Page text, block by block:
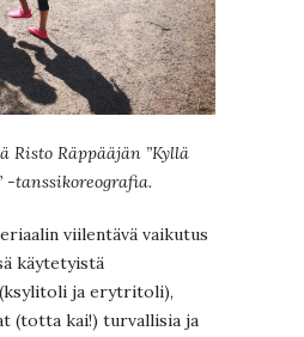
Risto Räppääjän ”Kyllä
-tanssikoreografia.
viilentävä vaikutus
käytetyistä
ja erytritoli),
(totta kai!) turvallisia ja